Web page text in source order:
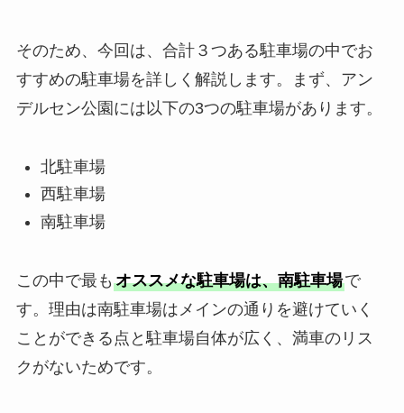
そのため、今回は、合計３つある駐車場の中でお
すすめの駐車場を詳しく解説します。まず、アン
デルセン公園には以下の3つの駐車場があります。
北駐車場
西駐車場
南駐車場
この中で最も オススメな駐車場は、南駐車場で
す。理由は南駐車場はメインの通りを避けていく
ことができる点と駐車場自体が広く、満車のリス
クがないためです。